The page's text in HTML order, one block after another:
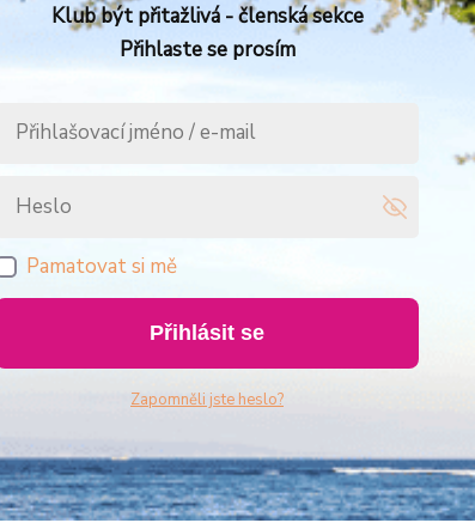
Klub být přitažlivá - členská sekce
Přihlaste se prosím
Pamatovat si mě
Přihlásit se
Zapomněli jste heslo?